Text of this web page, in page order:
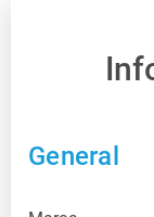
General